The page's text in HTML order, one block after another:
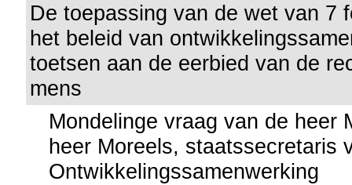
De toepassing van de wet van 7
het beleid van
toetsen aan de eerbied van de
mens
Mondelinge vraag van de heer
heer Moreels, staatssecretaris
Ontwikkelingssamenwerking